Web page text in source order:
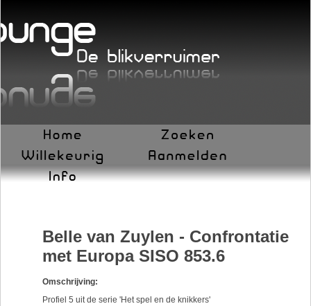
Belle van Zuylen - Confrontatie
met Europa SISO 853.6
Omschrijving:
Profiel 5 uit de serie 'Het spel en de knikkers'